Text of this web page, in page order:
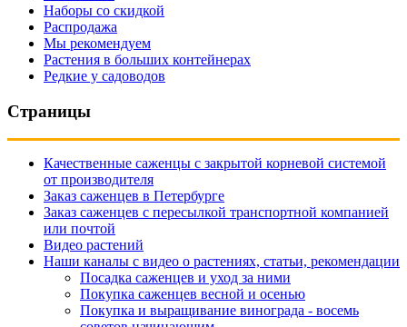
Наборы со скидкой
Распродажа
Мы рекомендуем
Растения в больших контейнерах
Редкие у садоводов
Страницы
Качественные саженцы с закрытой корневой системой
от производителя
Заказ саженцев в Петербурге
Заказ саженцев с пересылкой транспортной компанией
или почтой
Видео растений
Наши каналы с видео о растениях, статьи, рекомендации
Посадка саженцев и уход за ними
Покупка саженцев весной и осенью
Покупка и выращивание винограда - восемь